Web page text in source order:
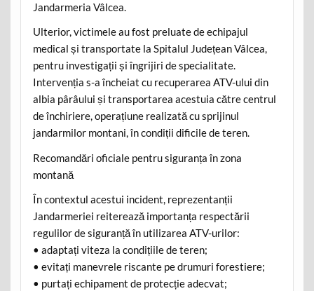
Jandarmeria Vâlcea.
Ulterior, victimele au fost preluate de echipajul
medical și transportate la Spitalul Județean Vâlcea,
pentru investigații și îngrijiri de specialitate.
Intervenția s-a încheiat cu recuperarea ATV-ului din
albia pârâului și transportarea acestuia către centrul
de închiriere, operațiune realizată cu sprijinul
jandarmilor montani, în condiții dificile de teren.
Recomandări oficiale pentru siguranța în zona
montană
În contextul acestui incident, reprezentanții
Jandarmeriei reiterează importanța respectării
regulilor de siguranță în utilizarea ATV-urilor:
• adaptați viteza la condițiile de teren;
• evitați manevrele riscante pe drumuri forestiere;
• purtați echipament de protecție adecvat;